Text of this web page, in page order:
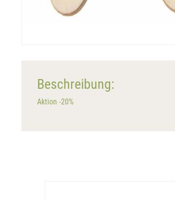
Beschreibung:
Aktion -20%